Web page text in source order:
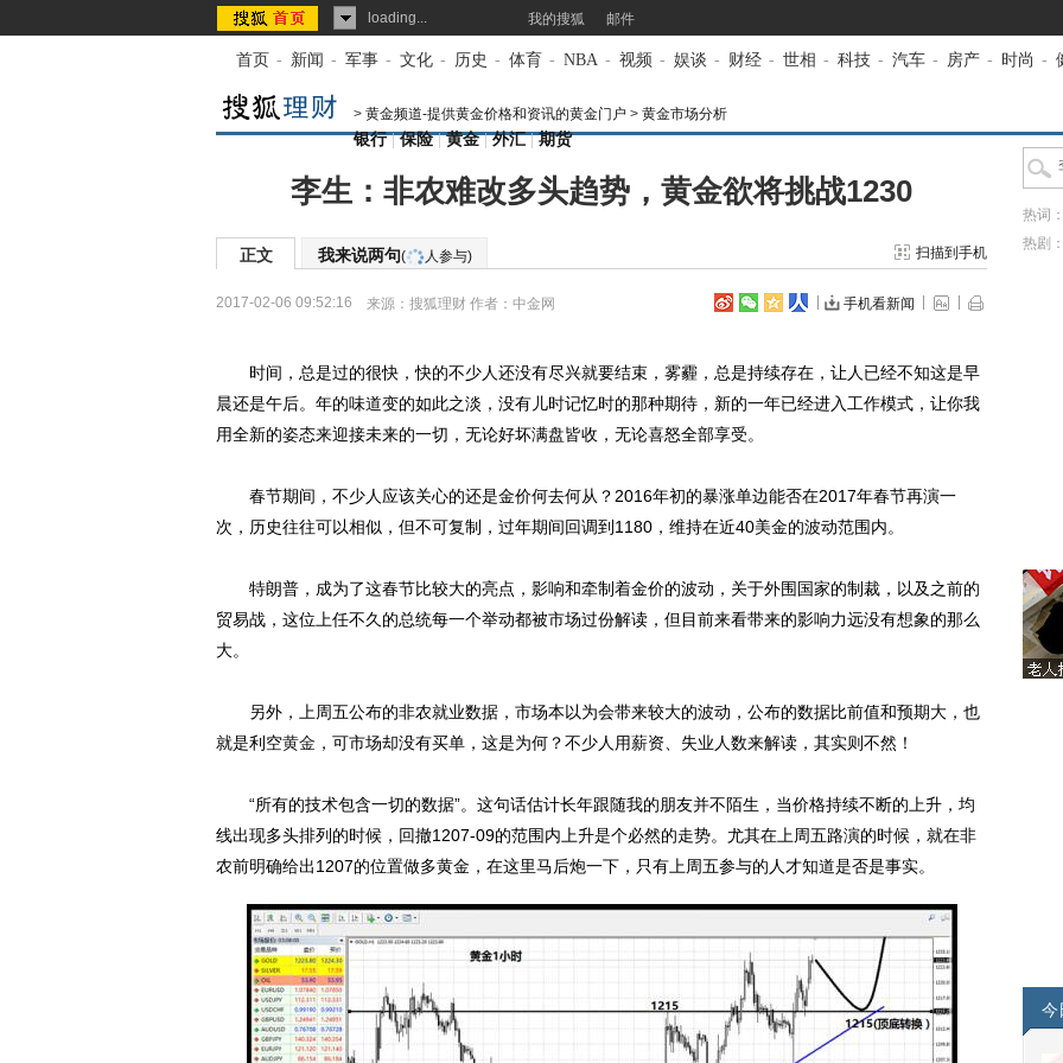
loading... 我的搜狐 邮件
首页 - 新闻 - 军事 - 文化 - 历史 - 体育 - NBA - 视频 - 娱谈 - 财经 - 世相 - 科技 - 汽车 - 房产 - 时尚 -
> 黄金频道-提供黄金价格和资讯的黄金门户 > 黄金市场分析
银行|保险|黄金|外汇|期货
李生：非农难改多头趋势，黄金欲将挑战1230
正文 我来说两句( 人参与) 扫描到手机
2017-02-06 09:52:16 来源： 搜狐理财 作者：中金网 手机看新闻
时间，总是过的很快，快的不少人还没有尽兴就要结束，雾霾，总是持续存在，让人已经不知这是早
晨还是午后。年的味道变的如此之淡，没有儿时记忆时的那种期待，新的一年已经进入工作模式，让你我
用全新的姿态来迎接未来的一切，无论好坏满盘皆收，无论喜怒全部享受。
春节期间，不少人应该关心的还是金价何去何从？2016年初的暴涨单边能否在2017年春节再演一
次，历史往往可以相似，但不可复制，过年期间回调到1180，维持在近40美金的波动范围内。
特朗普，成为了这春节比较大的亮点，影响和牵制着金价的波动，关于外围国家的制裁，以及之前的
贸易战，这位上任不久的总统每一个举动都被市场过份解读，但目前来看带来的影响力远没有想象的那么
大。
另外，上周五公布的非农就业数据，市场本以为会带来较大的波动，公布的数据比前值和预期大，也
就是利空黄金 ，可市场却没有买单，这是为何？不少人用薪资、失业人数来解读，其实则不然！
“所有的技术包含一切的数据”。这句话估计长年跟随我的朋友并不陌生，当价格持续不断的上升，均
线出现多头排列的时候，回撤1207-09的范围内上升是个必然的走势。尤其在上周五路演的时候，就在非
农前明确给出1207的位置做多黄金，在这里马后炮一下，只有上周五参与的人才知道是否是事实。
热词
热剧
今